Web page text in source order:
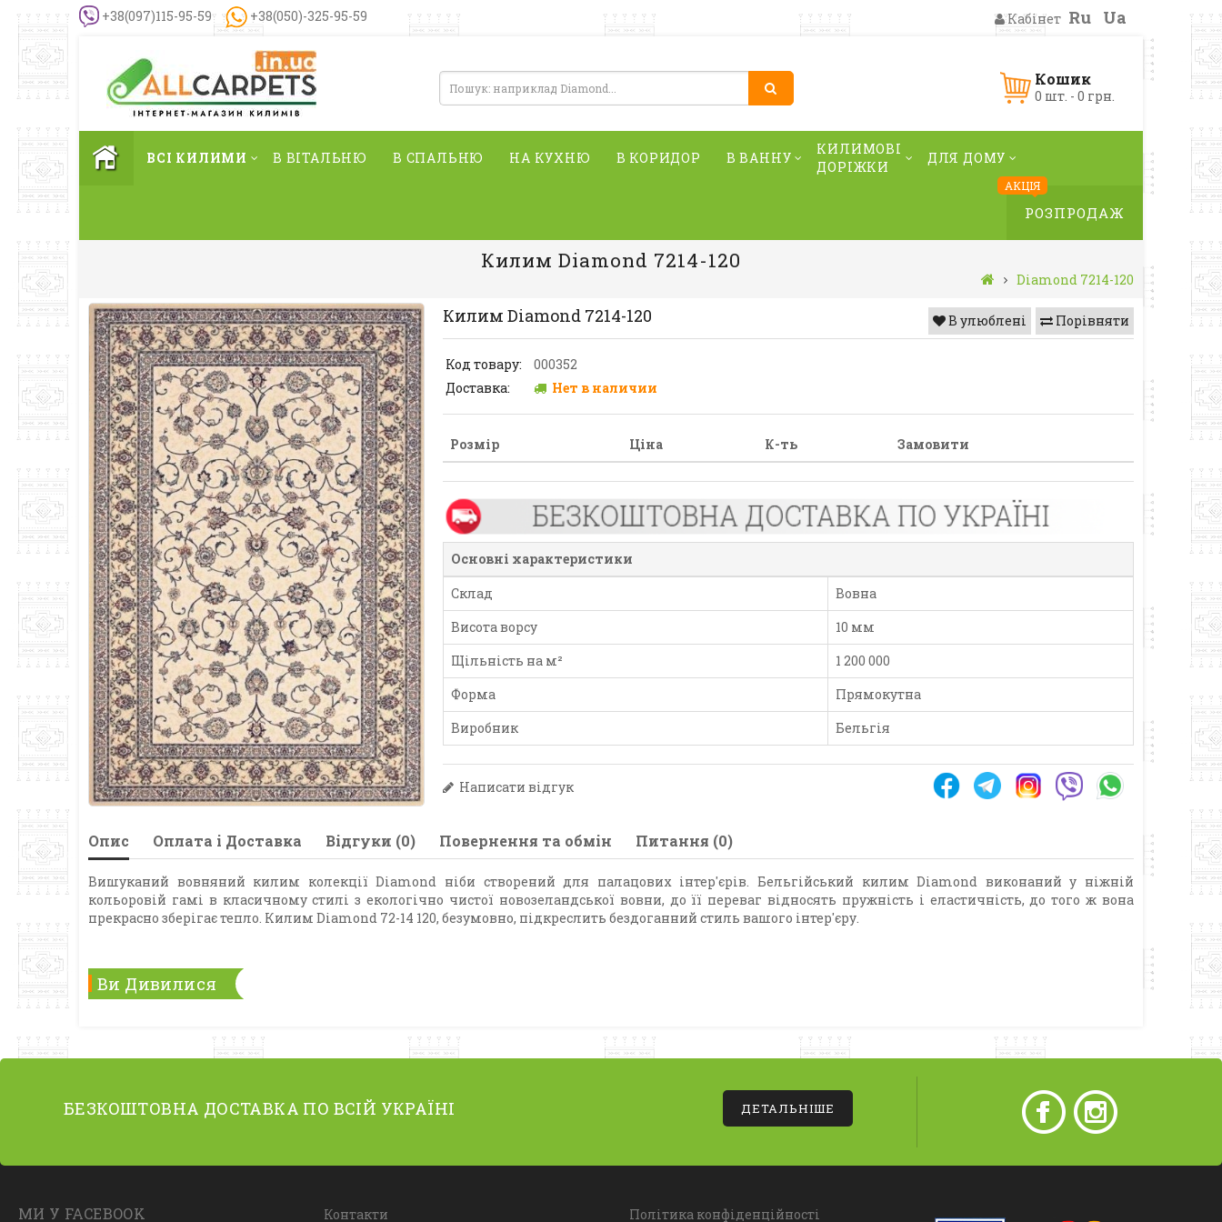
+38(097)115-95-59 +38(050)-325-95-59 Кабінет Ru Ua
Кошик
0 шт. - 0 грн.
ВСІ КИЛИМИ В ВІТАЛЬНЮ В СПАЛЬНЮ НА КУХНЮ В КОРИДОР В ВАННУ
КИЛИМОВІ
ДОРІЖКИ
ДЛЯ ДОМУ
АКЦІЯ
РОЗПРОДАЖ
Килим Diamond 7214-120
Diamond 7214-120
Порівняти
В улюблені
Килим Diamond 7214-120
Код товару:
000352
Доставка:
Нет в наличии
Розмір Ціна К-ть Замовити
Основні характеристики
Склад
Вовна
Висота ворсу
10 мм
Щільність на м²
1 200 000
Форма
Прямокутна
Виробник
Бельгія
Написати відгук
Опис Оплата і Доставка Відгуки (0) Повернення та обмін Питання (0)
Вишуканий вовняний килим колекції Diamond ніби створений для палацових інтер'єрів. Бельгійський килим Diamond виконаний у ніжній
кольоровій гамі в класичному стилі з екологічно чистої новозеландської вовни, до її переваг відносять пружність і еластичність, до того ж вона
прекрасно зберігає тепло. Килим Diamond 72-14 120, безумовно, підкреслить бездоганний стиль вашого інтер'єру.
Ви Дивилися
БЕЗКОШТОВНА ДОСТАВКА ПО ВСІЙ УКРАЇНІ ДЕТАЛЬНІШЕ
МИ У FACEBOOK Контакти Політика конфіденційності